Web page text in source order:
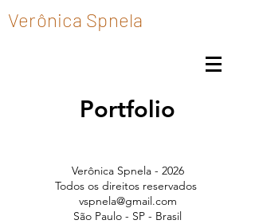
Verônica Spnela
Portfolio
Verônica Spnela - 2026
Todos os direitos reservados
vspnela@gmail.com
São Paulo - SP - Brasil